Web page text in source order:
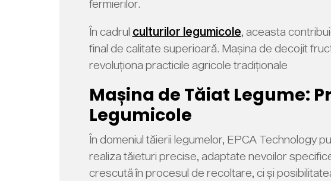
fermierilor.
În cadrul culturilor legumicole, aceasta
final de calitate superioară. Mașina de decojit
revoluționa practicile agricole tradiționale
Mașina de Tăiat Legume:
Legumicole
În domeniul tăierii legumelor, EPCA Technology
realiza tăieturi precise, adaptate nevoilor
crescută în procesul de recoltare, ci și